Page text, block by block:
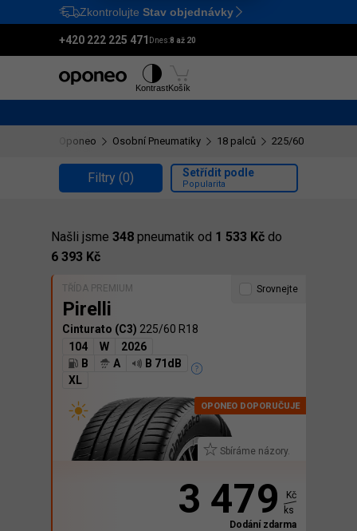
Ctrl M
Zkontrolujte Stav objednávky
+420 222 225 471 Dnes:8 až 20
KontrastKošík
Oponeo Osobní Pneumatiky 18 palců 225/60 R18
Filtry (0)
Našli jsme 348 pneumatik od 1 533 Kč do
6 393 Kč
Setřídit podle
Popularita
TŘÍDA PREMIUM
Pirelli
Cinturato (C3) 225/60 R18
104
W
2026
B
A
B 71dB
XL
Sbíráme názory.
Srovnejte
3 479
Kč
ks
Dodání zdarma